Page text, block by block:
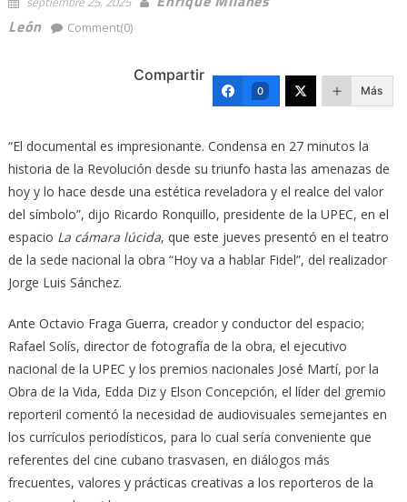
León
Comment(0)
Compartir
0 Más
“El documental es impresionante. Condensa en 27 minutos la
historia de la Revolución desde su triunfo hasta las amenazas de
hoy y lo hace desde una estética reveladora y el realce del valor
del símbolo”, dijo Ricardo Ronquillo, presidente de la UPEC, en el
espacio La cámara lúcida, que este jueves presentó en el teatro
de la sede nacional la obra “Hoy va a hablar Fidel”, del realizador
Jorge Luis Sánchez.
Ante Octavio Fraga Guerra, creador y conductor del espacio;
Rafael Solís, director de fotografía de la obra, el ejecutivo
nacional de la UPEC y los premios nacionales José Martí, por la
Obra de la Vida, Edda Diz y Elson Concepción, el líder del gremio
reporteril comentó la necesidad de audiovisuales semejantes en
los currículos periodísticos, para lo cual sería conveniente que
referentes del cine cubano trasvasen, en diálogos más
frecuentes, valores y prácticas creativas a los reporteros de la